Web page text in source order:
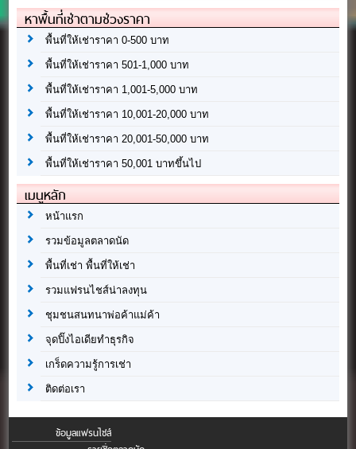
หาพื้นที่เช่าตามช่วงราคา
พื้นที่ให้เช่าราคา 0-500 บาท
พื้นที่ให้เช่าราคา 501-1,000 บาท
พื้นที่ให้เช่าราคา 1,001-5,000 บาท
พื้นที่ให้เช่าราคา 10,001-20,000 บาท
พื้นที่ให้เช่าราคา 20,001-50,000 บาท
พื้นที่ให้เช่าราคา 50,001 บาทขึ้นไป
เมนูหลัก
หน้าแรก
รวมข้อมูลตลาดนัด
พื้นที่เช่า พื้นที่ให้เช่า
รวมแฟรนไชส์น่าลงทุน
ชุมชนสนทนาพ่อค้าแม่ค้า
จุดปิ๊งไอเดียทำธุรกิจ
เกร็ดความรู้การเช่า
ติดต่อเรา
ข้อมูลแฟรนไชส์